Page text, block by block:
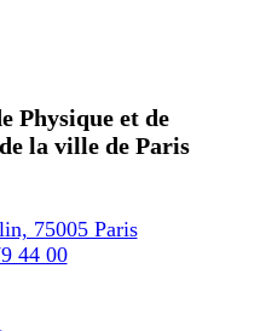
Physique et de
la ville de Paris
75005 Paris
44 00